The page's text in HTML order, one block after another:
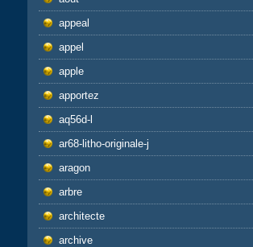
appeal
appel
apple
apportez
aq56d-l
ar68-litho-originale-j
aragon
arbre
architecte
archive